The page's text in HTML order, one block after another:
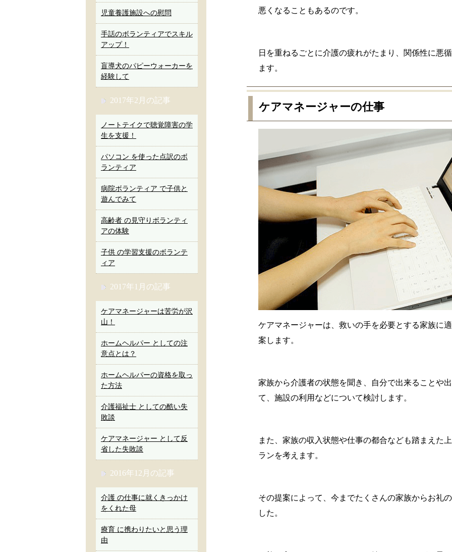
悪くなることもあるのです。
日を重ねるごとに介護の疲れがたまり、関係性に悪
ます。
ケアマネージャーの仕事
ケアマネージャーは、救いの手を必要とする家族に
案します。
家族から介護者の状態を聞き、自分で出来ることや
て、施設の利用などについて検討します。
また、家族の収入状態や仕事の都合なども踏まえた
ランを考えます。
その提案によって、今までたくさんの家族からお礼
した。
児童養護施設への慰問
手話のボランティアでスキル
アップ！
盲導犬のパピーウォーカーを
経験して
2017年2月の記事
ノートテイクで聴覚障害の学
生を支援！
パソコン を使った点訳のボ
ランティア
病院ボランティア で子供と
遊んでみて
高齢者 の見守りボランティ
アの体験
子供 の学習支援のボランテ
ィア
2017年1月の記事
ケアマネージャーは苦労が沢
山！
ホームヘルパー としての注
意点とは？
ホームヘルパーの資格を取っ
た方法
介護福祉士 としての酷い失
敗談
ケアマネージャー として反
省した失敗談
2016年12月の記事
介護 の仕事に就くきっかけ
をくれた母
療育 に携わりたいと思う理
由